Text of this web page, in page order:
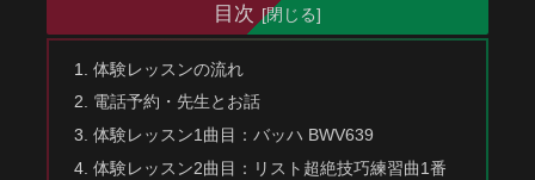
目次
体験レッスンの流れ
電話予約・先生とお話
体験レッスン1曲目：バッハ BWV639
体験レッスン2曲目：リスト超絶技巧練習曲1番